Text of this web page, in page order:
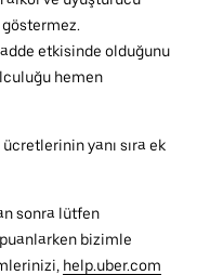
etkisinde olduğunu
hemen
yanı sıra ek
sonra lütfen
bizimle
help.uber.com